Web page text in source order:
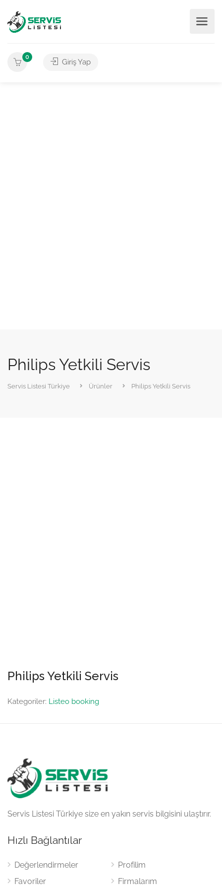
0
Giriş Yap
Philips Yetkili Servis
Servis Listesi Türkiye Ürünler Philips Yetkili Servis
Philips Yetkili Servis
Kategoriler: Listeo booking
Servis Listesi Türkiye size en yakın servis bilgisini ulaştırır.
Hızlı Bağlantılar
Değerlendirmeler
Favoriler
Profilim
Firmalarım